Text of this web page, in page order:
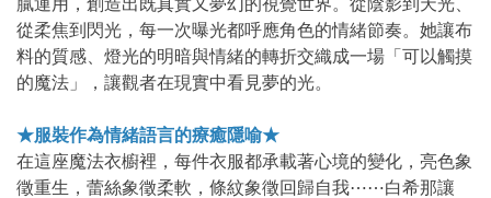
膩運用，創造出既真實又夢幻的視覺世界。從陰影到天光、
從柔焦到閃光，每一次曝光都呼應角色的情緒節奏。她讓布
料的質感、燈光的明暗與情緒的轉折交織成一場「可以觸摸
的魔法」，讓觀者在現實中看見夢的光。
★服裝作為情緒語言的療癒隱喻★
在這座魔法衣櫥裡，每件衣服都承載著心境的變化，亮色象
徵重生，蕾絲象徵柔軟，條紋象徵回歸自我⋯⋯白希那讓